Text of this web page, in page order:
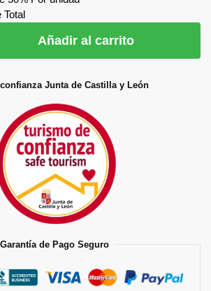
Total
Añadir al carrito
Junta de Castilla y León
Garantía de Pago Seguro